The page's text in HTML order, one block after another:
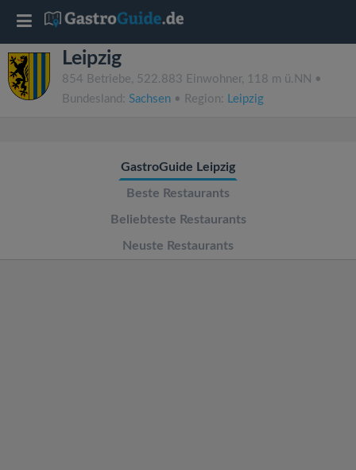
Leipzig
854 Betriebe, 522.883 Einwohner, 118 m ü.NN •
Bundesland: Sachsen • Region: Leipzig
GastroGuide Leipzig
Beste Restaurants
Beliebteste Restaurants
Neuste Restaurants
T
g